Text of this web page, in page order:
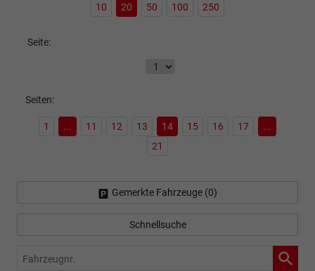
10 20 50 100 250
Seite:
Seiten:
1 ... 11 12 13 14 15 16 17
...
21
Gemerkte Fahrzeuge (0)
Schnellsuche
Fahrzeugnr.